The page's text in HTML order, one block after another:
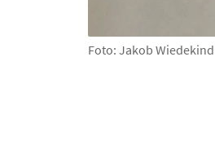
Foto: Jakob Wiedekind